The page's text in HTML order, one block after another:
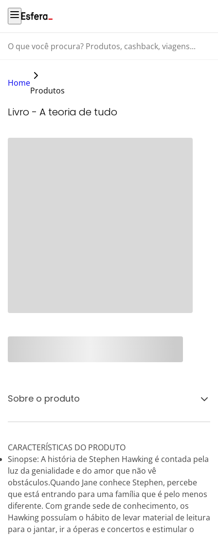
O que você procura? Produtos, cashback, viagens...
Home
Produtos
Livro - A teoria de tudo
Sobre o produto
CARACTERÍSTICAS DO PRODUTO
Sinopse: A história de Stephen Hawking é contada pela
luz da genialidade e do amor que não vê
obstáculos.Quando Jane conhece Stephen, percebe
que está entrando para uma família que é pelo menos
diferente. Com grande sede de conhecimento, os
Hawking possuíam o hábito de levar material de leitura
para o jantar, ir a óperas e concertos e estimular o